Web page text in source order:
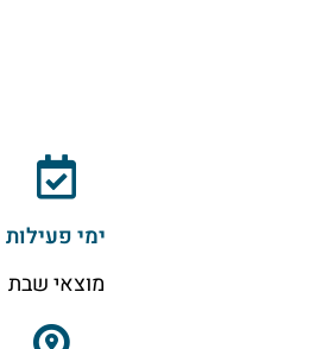
ימי פעילות
מוצאי שבת